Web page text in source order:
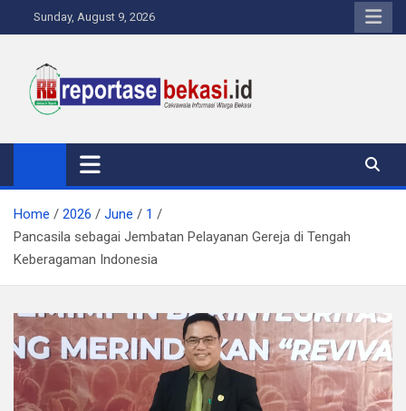
to
Sunday, August 9, 2026
Reportase Bekasi
Cakrawala Informasi Warga Bekasi
Home 2026 June
1
Pancasila sebagai Jembatan Pelayanan Gereja di Tengah
Keberagaman Indonesia